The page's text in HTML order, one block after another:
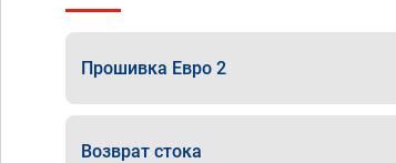
Прошивка Евро 2
Возврат стока